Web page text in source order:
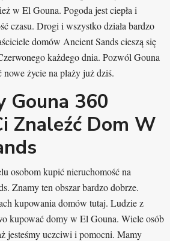
w El Gouna. Pogoda jest ciepła i
czasu. Drogi i wszystko działa bardzo
domów Ancient Sands cieszą się
każdego dnia. Pozwól Gouna
życie na plaży już dziś.
Gouna 360
Znaleźć Dom W
osobom kupić nieruchomość na
Znamy ten obszar bardzo dobrze.
kupowania domów tutaj. Ludzie z
kupować domy w El Gouna. Wiele osób
jesteśmy uczciwi i pomocni. Mamy